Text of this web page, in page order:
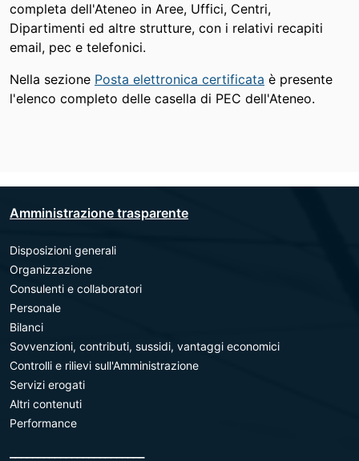
completa dell'Ateneo in Aree, Uffici, Centri,
Dipartimenti ed altre strutture, con i relativi recapiti
email, pec e telefonici.
Nella sezione Posta elettronica certificata è presente
l'elenco completo delle casella di PEC dell'Ateneo.
Amministrazione trasparente
Disposizioni generali
Organizzazione
Consulenti e collaboratori
Personale
Bilanci
Sovvenzioni, contributi, sussidi, vantaggi economici
Controlli e rilievi sull'Amministrazione
Servizi erogati
Altri contenuti
Performance